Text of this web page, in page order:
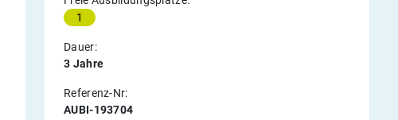
1
Dauer:
3 Jahre
Referenz-Nr:
AUBI-193704